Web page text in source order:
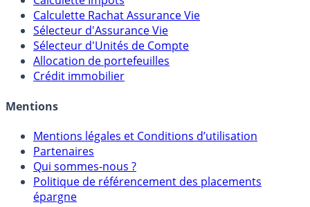
Calculateur d'intérêts
Calculette Impôts
Calculette Rachat Assurance Vie
Sélecteur d'Assurance Vie
Sélecteur d'Unités de Compte
Crédit immobilier
Mentions
Mentions légales et Conditions d’utilisation
Partenaires
Qui sommes-nous ?